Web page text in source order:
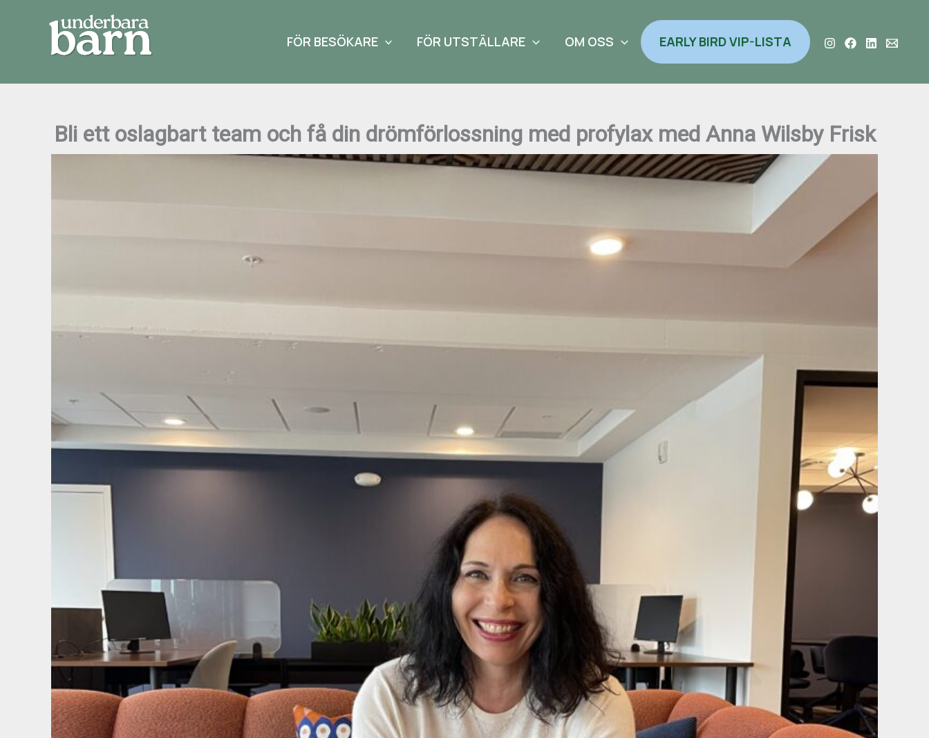
FÖR BESÖKARE FÖR UTSTÄLLARE OM OSS EARLY BIRD VIP-LISTA
Bli ett oslagbart team och få din drömförlossning med profylax med Anna Wilsby Frisk